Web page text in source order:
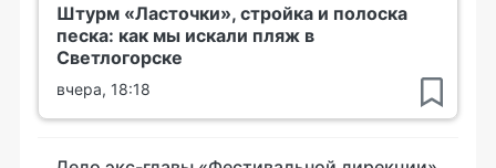
Штурм «Ласточки», стройка и полоска
песка: как мы искали пляж в
Светлогорске
вчера, 18:18